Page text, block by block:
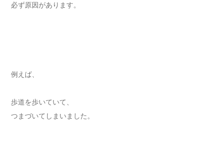
必ず原因があります。
例えば、
歩道を歩いていて、
つまづいてしまいました。